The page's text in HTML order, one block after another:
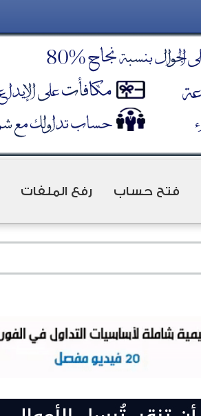
فتح حساب رفع الملفات